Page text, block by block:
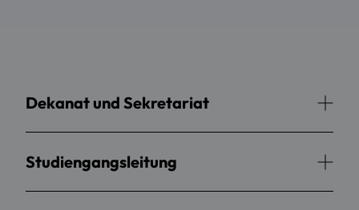
Dekanat und Sekretariat
Studiengangsleitung